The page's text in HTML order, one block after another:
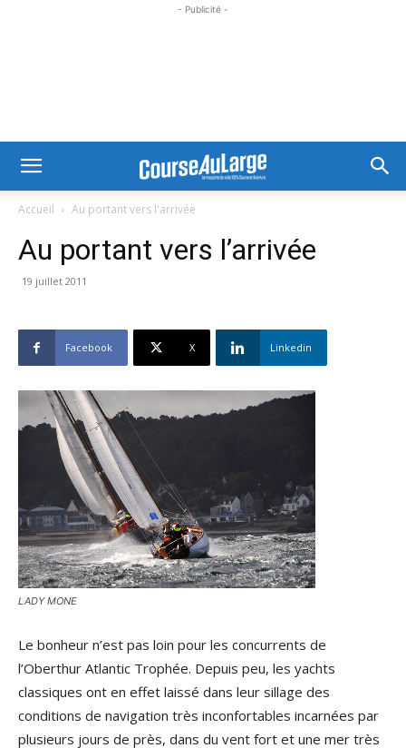
- Publicité -
Accueil Au portant vers l'arrivée
Au portant vers l’arrivée
19 juillet 2011
Facebook X Linkedin
LADY MONE
Le bonheur n’est pas loin pour les concurrents de
l’Oberthur Atlantic Trophée. Depuis peu, les yachts
classiques ont en effet laissé dans leur sillage des
conditions de navigation très inconfortables incarnées par
plusieurs jours de près, dans du vent fort et une mer très